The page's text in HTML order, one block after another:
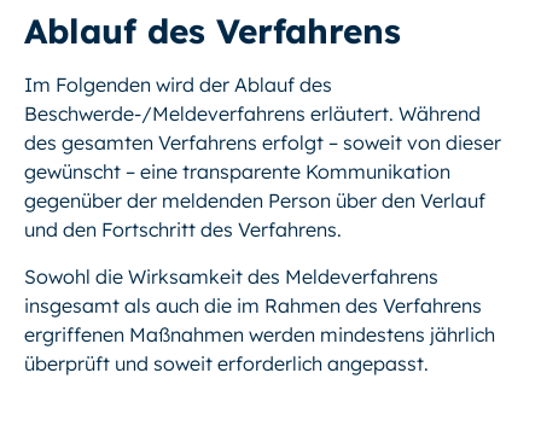
Ablauf des Verfahrens
Im Folgenden wird der Ablauf des
Beschwerde-/Meldeverfahrens erläutert. Während
des gesamten Verfahrens erfolgt – soweit von dieser
gewünscht – eine transparente Kommunikation
gegenüber der meldenden Person über den Verlauf
und den Fortschritt des Verfahrens.
Sowohl die Wirksamkeit des Meldeverfahrens
insgesamt als auch die im Rahmen des Verfahrens
ergriffenen Maßnahmen werden mindestens jährlich
überprüft und soweit erforderlich angepasst.